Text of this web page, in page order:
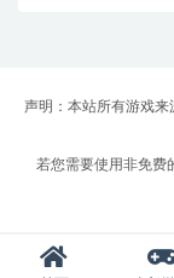
声明：本站所有游戏
若您需要使用非免费